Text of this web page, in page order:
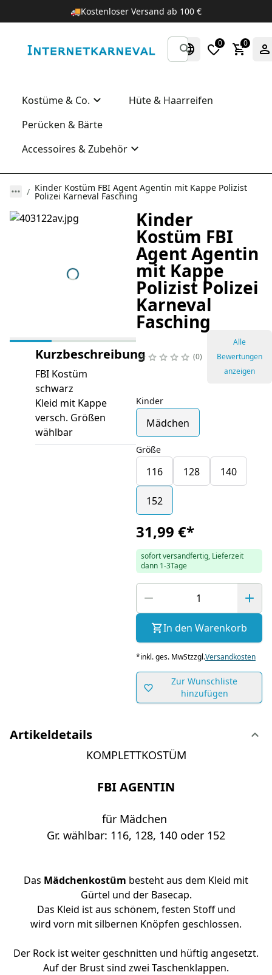
🚚Kostenloser Versand ab 100 €
0 0
Kostüme & Co.
Hüte & Haarreifen
Perücken & Bärte
Accessoires & Zubehör
Kinder Kostüm FBI Agent Agentin mit Kappe Polizist
Polizei Karneval Fasching
Kurzbeschreibung
FBI Kostüm
schwarz
Kleid mit Kappe
versch. Größen
wählbar
Kinder
Kostüm FBI
Agent Agentin
mit Kappe
Polizist Polizei
Karneval
Fasching
0
Alle
Bewertungen
anzeigen
Kinder
Mädchen
Größe
116 128 140
152
31,99 €*
sofort versandfertig, Lieferzeit
dann 1-3Tage
In den Warenkorb
*inkl. ges. MwStzzgl.Versandkosten
Zur Wunschliste
hinzufügen
Artikeldetails
KOMPLETTKOSTÜM
FBI AGENTIN
für Mädchen
Gr. wählbar: 116, 128, 140 oder 152
Das Mädchenkostüm besteht aus dem Kleid mit
Gürtel und der Basecap.
Das Kleid ist aus schönem, festen Stoff und
wird vorn mit silbernen Knöpfen geschlossen.
Der Rock ist weiter geschnitten und hüftig angesetzt.
Auf der Brust sind zwei Taschenklappen.